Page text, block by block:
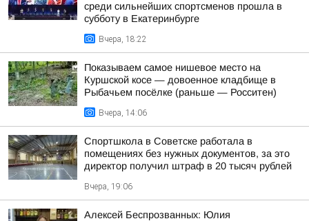
среди сильнейших спортсменов прошла в
субботу в Екатеринбурге
Вчера, 18:22
Показываем самое нишевое место на
Куршской косе — довоенное кладбище в
Рыбачьем посёлке (раньше — Росситен)
Вчера, 14:06
Спортшкола в Советске работала в
помещениях без нужных документов, за это
директор получил штраф в 20 тысяч рублей
Вчера, 19:06
Алексей Беспрозванных: Юлия